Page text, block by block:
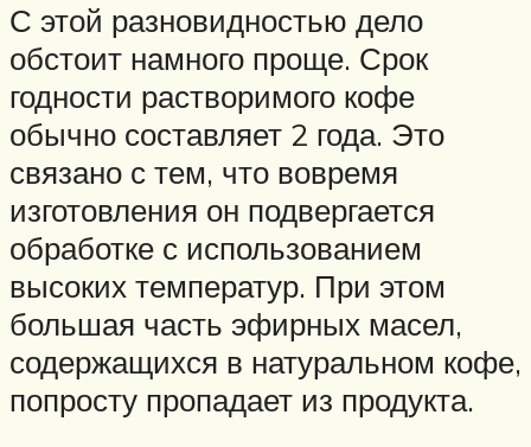
С этой разновидностью дело
обстоит намного проще. Срок
годности растворимого кофе
обычно составляет 2 года. Это
связано с тем, что вовремя
изготовления он подвергается
обработке с использованием
высоких температур. При этом
большая часть эфирных масел,
содержащихся в натуральном кофе,
попросту пропадает из продукта.